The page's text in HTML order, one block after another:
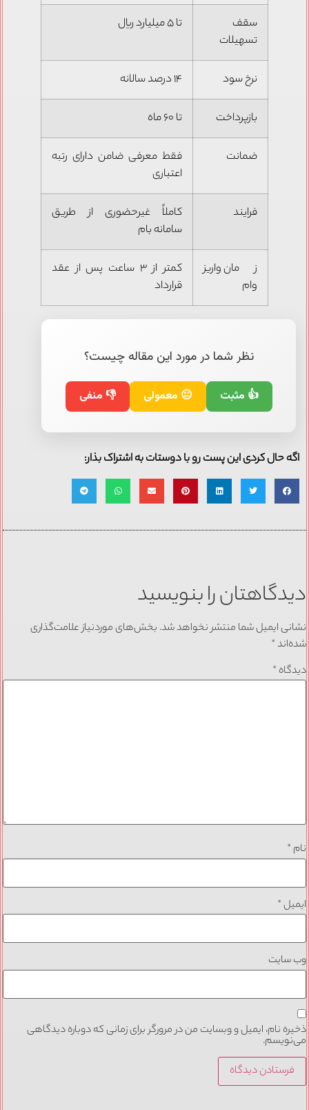
سقف
تسهیلات
تا ۵ میلیارد ریال
نرخ سود ۱۴ درصد سالانه
بازپرداخت تا ۶۰ ماه
ضمانت
فقط معرفی ضامن دارای رتبه
اعتباری
فرایند
کاملاً غیرحضوری از طریق
سامانه بام
زمان واریز
وام
کمتر از ۳ ساعت پس از عقد
قرارداد
نظر شما در مورد این مقاله چیست؟
👍 مثبت 😐 معمولی 👎 منفی
اگه حال کردی این پست رو با دوستات به اشتراک بذار:
دیدگاهتان را بنویسید
نشانی ایمیل شما منتشر نخواهد شد. بخش‌های موردنیاز علامت‌گذاری
شده‌اند*
دیدگاه *
نام *
ایمیل*
وب‌ سایت
ذخیره نام، ایمیل و وبسایت من در مرورگر برای زمانی که دوباره دیدگاهی
می‌نویسم.